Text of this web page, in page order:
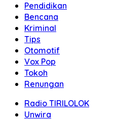
Pendidikan
Bencana
Kriminal
Tips
Otomotif
Vox Pop
Tokoh
Renungan
Radio TIRILOLOK
Unwira